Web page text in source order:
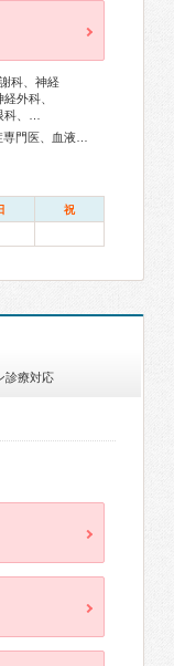
科、神経
外科、
科、…
祝
診療対応